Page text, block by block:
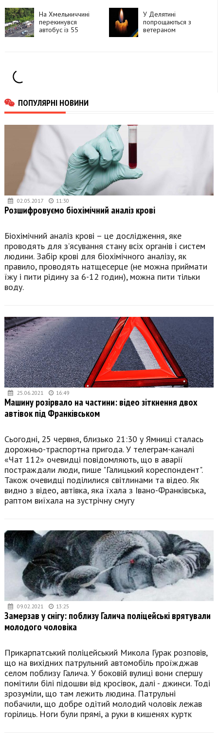
На Хмельниччині
перекинувся
автобус із 55
У Делятині
попрощаються з
ветераном
ПОПУЛЯРНІ НОВИНИ
02.05.2017 11:30
Розшифровуємо біохімічний аналіз крові
Біохімічний аналіз крові – це дослідження, яке
проводять для з’ясування стану всіх органів і систем
людини. Забір крові для біохімічного аналізу, як
правило, проводять натщесерце (не можна приймати
їжу і пити рідину за 6-12 годин), можна пити тільки
воду.
25.06.2021 16:49
Машину розірвало на частини: відео зіткнення двох
автівок під Франківськом
Сьогодні, 25 червня, близько 21:30 у Ямниці сталась
дорожньо-траспортна пригода. У телеграм-каналі
«Чат 112» очевидці повідомляють, що в аварії
постраждали люди, пише "Галицький кореспондент".
Також очевидці поділилися світлинами та відео. Як
видно з відео, автівка, яка їхала з Івано-Франківська,
раптом виїхала на зустрічну смугу
09.02.2021 13:25
Замерзав у снігу: поблизу Галича поліцейські врятували
молодого чоловіка
Прикарпатський поліцейський Микола Гурак розповів,
що на вихідних патрульний автомобіль проїжджав
селом поблизу Галича. У боковій вулиці вони спершу
помітили білі підошви від кросівок, далі - джинси. Тоді
зрозуміли, що там лежить людина. Патрульні
побачили, що добре одітий молодий чоловік лежав
горілиць. Ноги були прямі, а руки в кишенях куртк